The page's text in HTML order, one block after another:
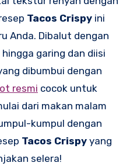
Tacos Crispy ini
Anda. Dibalut dengan
garing dan diisi
dibumbui dengan
resmi cocok untuk
dari makan malam
kumpul dengan
Tacos Crispy yang
selera!